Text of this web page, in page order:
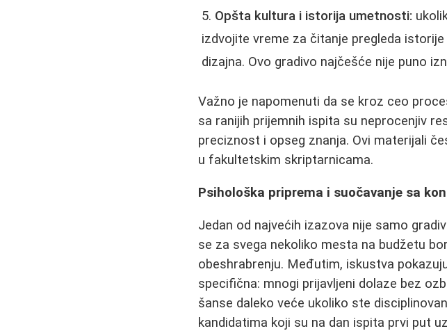
Opšta kultura i istorija umetnosti:
izdvojite vreme za čitanje pregleda
dizajna. Ovo gradivo najčešće nije puno
Važno je napomenuti da se kroz ceo
sa ranijih prijemnih ispita su neprocenjiv
preciznost i opseg znanja. Ovi materijali
u fakultetskim skriptarnicama.
Psihološka priprema i suočavanje sa
Jedan od najvećih izazova nije samo
se za svega nekoliko mesta na budžetu
obeshrabrenju. Međutim, iskustva
specifična: mnogi prijavljeni dolaze bez
šanse daleko veće ukoliko ste
kandidatima koji su na dan ispita prvi put